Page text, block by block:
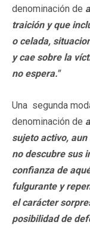
denominación de
traición y que
o celada,
y cae sobre la
no espera."
Una segunda
denominación de
sujeto activo,
no descubre sus
confianza de
fulgurante y
el carácter
posibilidad de